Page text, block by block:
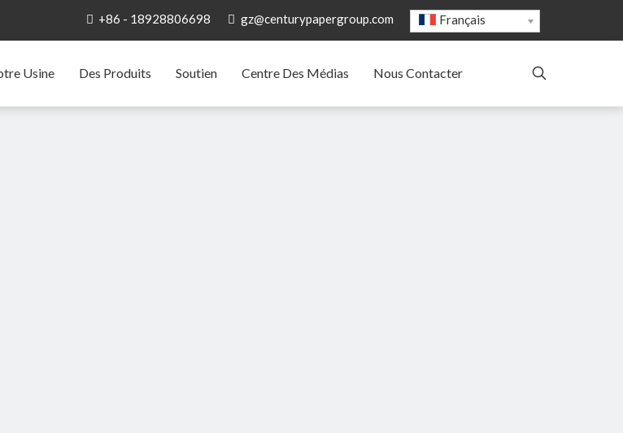
 +86 - 18928806698  gz@centurypapergroup.com Français
Usine Des Produits Soutien Centre Des Médias Nous Contacter